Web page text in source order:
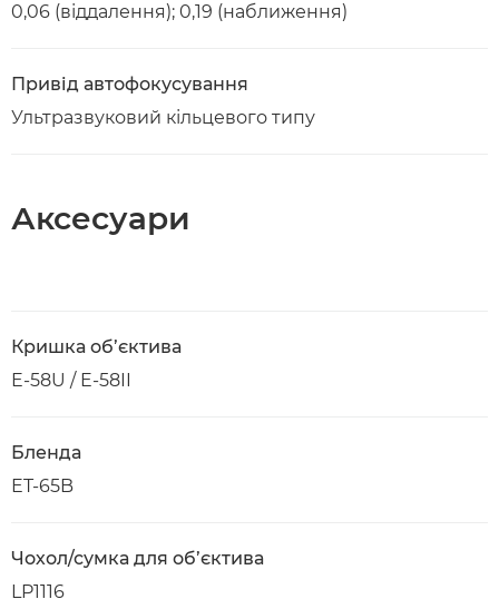
0,06 (віддалення); 0,19 (наближення)
Привід автофокусування
Ультразвуковий кільцевого типу
Аксесуари
Кришка об’єктива
E-58U / E-58II
Бленда
ET-65B
Чохол/сумка для об’єктива
LP1116